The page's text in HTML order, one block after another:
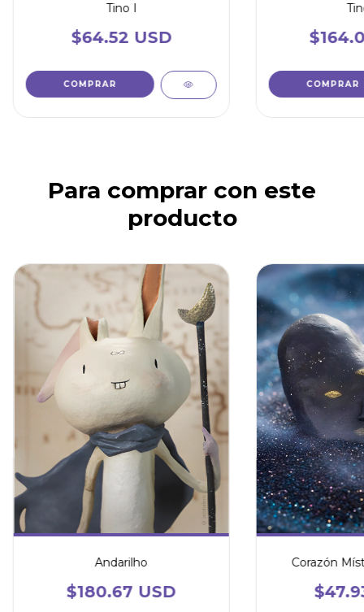
Tino I
$64.52 USD
Para comprar con este
producto
Andarilho
$180.67 USD
Corazón